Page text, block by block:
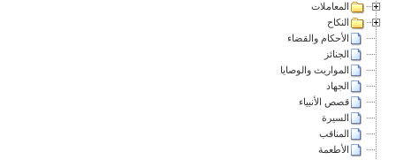
المعاملات
النكاح
الأحكام والقضاء
الجنائز
المواريث والوصايا
الجهاد
قصص الأنبياء
السيرة
المناقب
الأطعمة